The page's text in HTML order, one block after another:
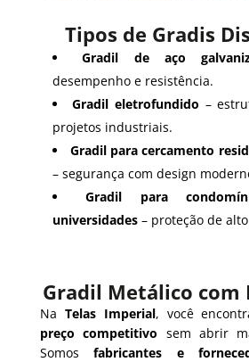
Tipos de Gradis
Gradil de aço
desempenho e resistência.
Gradil eletrofundido –
projetos industriais.
Gradil para cercamento
– segurança com design
Gradil para
universidades– proteção de
Gradil Metálico com
Na Telas Imperial, você
preço competitivo sem abrir
Somosfabricantes e